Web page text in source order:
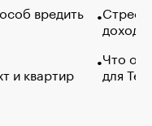
вредить
и квартир
Что
для